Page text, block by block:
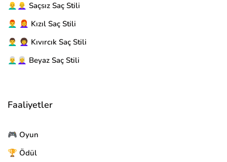
👨‍🦲👩‍🦲 Saçsız Saç Stili
👨‍🦰 👩‍🦰 Kızıl Saç Stili
👨‍🦱 👩‍🦱 Kıvırcık Saç Stili
👨‍🦳👩‍🦳 Beyaz Saç Stili
Faaliyetler
🎮 Oyun
🏆 Ödül